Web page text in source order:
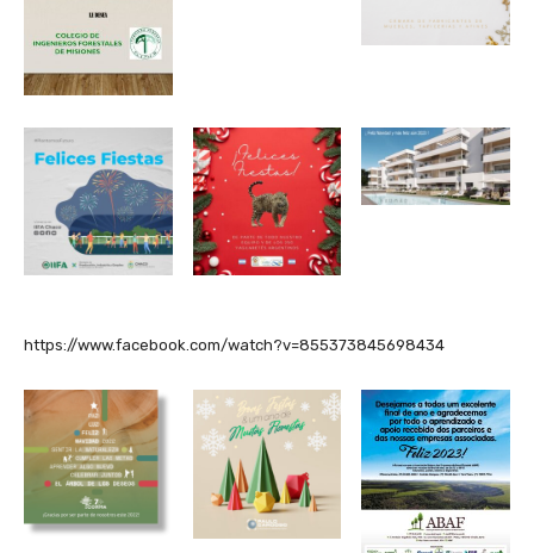
https://www.facebook.com/watch?v=855373845698434